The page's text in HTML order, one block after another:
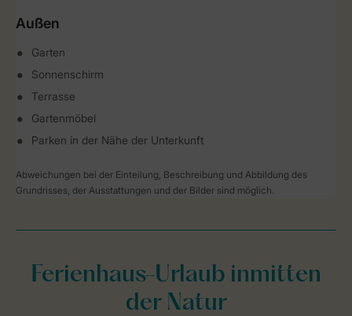
Außen
Garten
Sonnenschirm
Terrasse
Gartenmöbel
Parken in der Nähe der Unterkunft
Abweichungen bei der Einteilung, Beschreibung und Abbildung des
Grundrisses, der Ausstattungen und der Bilder sind möglich.
Ferienhaus-Urlaub inmitten
der Natur